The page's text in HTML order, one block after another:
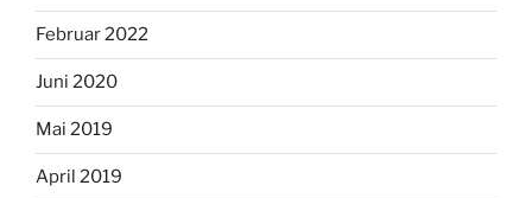
Februar 2022
Juni 2020
Mai 2019
April 2019